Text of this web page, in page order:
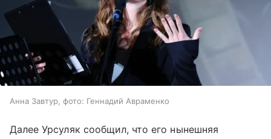
Анна Завтур, фото: Геннадий Авраменко
Далее Урсуляк сообщил, что его нынешняя